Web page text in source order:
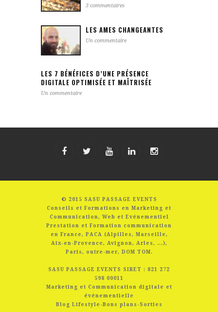
3 commentaires
LES AMES CHANGEANTES
Un commentaire
LES 7 BÉNÉFICES D’UNE PRÉSENCE
DIGITALE OPTIMISÉE ET MAÎTRISÉE
Un commentaire
© 2015 SASU PASSAGE EVENTS
Conseils et Formations en Marketing et
Communication, Web et Evénementiel
Prestation et Formation communication
en France, PACA (Alpilles, Marseille,
Aix-en-Provence, Avignon, Arles, ...),
Paris, outre-mer, DOM TOM.
SASU PASSAGE EVENTS SIRET : 821 272
598 00011
Marketing et Communication digitale et
événementielle
Blog Lifestyle-Bons plans-Sorties